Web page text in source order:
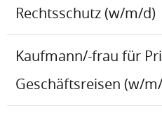
Rechtsschutz (w/m/d)
Kaufmann/-frau für
Geschäftsreisen (w/